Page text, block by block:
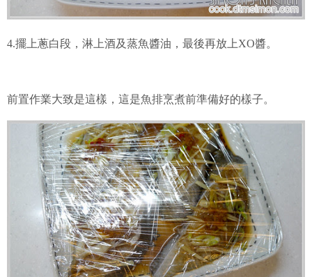
4.擺上蔥白段，淋上酒及蒸魚醬油，最後再放上XO醬。
前置作業大致是這樣，這是魚排烹煮前準備好的樣子。